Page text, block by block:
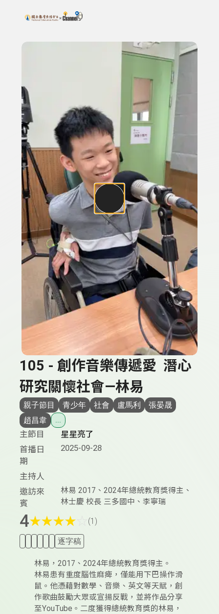
上方功能區塊
搜尋關鍵字：可輸入節目名稱、主持人或關鍵字
105 - 創作音樂傳遞愛 潛心
研究關懷社會—林易
親子節目 青少年 社會 盧馬利
張晏晟
趙昌韋
...
主節目
星星亮了
首播日
期
2025-09-28
主持人
邀訪來
賓
林易 2017、2024年總統教育獎得主、
林士慶 校長 三多國中、李寧瑞
4★★★★ (1)
逐字稿
林易，2017、2024年總統教育獎得主。
林易患有重度腦性麻痺，僅能用下巴操作滑
鼠。他憑藉對數學、音樂、英文等天賦，創
作歌曲鼓勵大眾或宣揚反戰，並將作品分享
至YouTube。二度獲得總統教育獎的林易，